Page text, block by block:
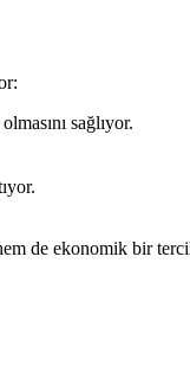
sağlıyor.
de ekonomik bir